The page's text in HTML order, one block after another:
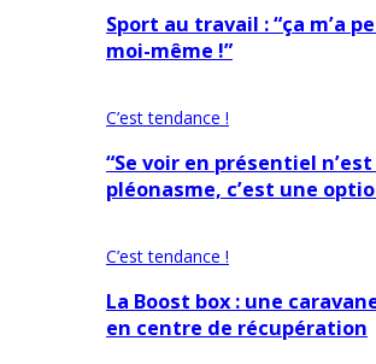
Sport au travail : “ça m’a
moi-même !”
C’est tendance !
“Se voir en présentiel
pléonasme, c’est une
C’est tendance !
La Boost box : une
en centre de récupération